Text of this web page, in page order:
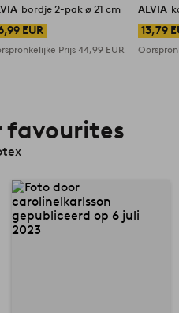
bordje 2-pak ø 21 cm
EUR
Prijs44,99 EUR
ALVIA
13,79
favourites